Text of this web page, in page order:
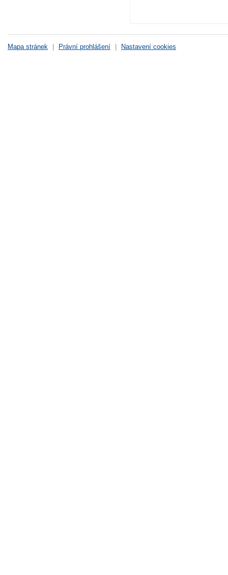
Mapa stránek | Právní prohlášení | Nastavení cookies